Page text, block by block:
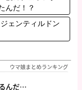
んだ！？
ェンティルドン